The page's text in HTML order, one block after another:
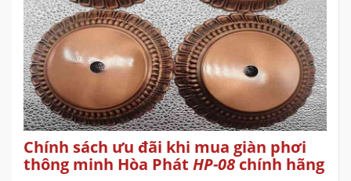
Chính sách ưu đãi khi mua giàn phơi
thông minh Hòa Phát HP-08 chính hãng